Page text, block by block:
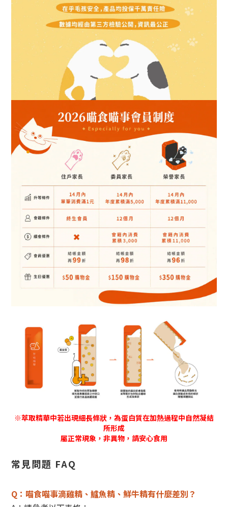
※萃取精華中若出現細長條狀，為蛋白質在加熱過程中自然凝結
所形成
屬正常現象，非異物，請安心食用
常見問題 FAQ
Q：喵食喵事滴雞精、鱸魚精、鮮牛精有什麼差別？